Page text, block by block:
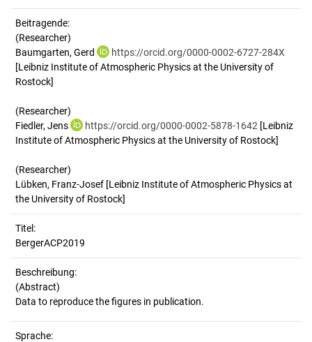
Beitragende:
(Researcher)
Baumgarten, Gerd
https://orcid.org/0000-0002-6727-284X
[Leibniz Institute of Atmospheric Physics at the University of
Rostock]
(Researcher)
Fiedler, Jens
https://orcid.org/0000-0002-5878-1642 [Leibniz
Institute of Atmospheric Physics at the University of Rostock]
(Researcher)
Lübken, Franz-Josef [Leibniz Institute of Atmospheric Physics at
the University of Rostock]
Titel:
BergerACP2019
Beschreibung:
(Abstract)
Sprache: